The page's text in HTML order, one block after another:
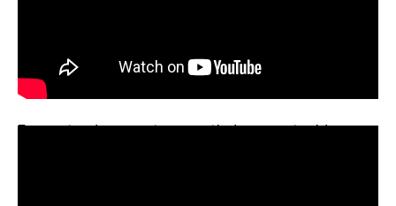
Encuentra documentos a partir de su contenido: